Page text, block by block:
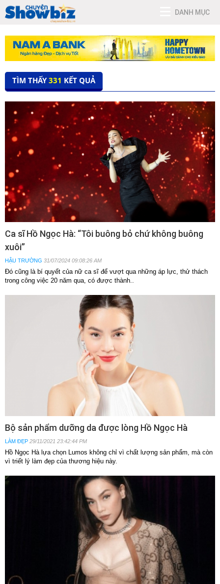
DANH MỤC
TÌM THẤY331 KẾT QUẢ
Ca sĩ Hồ Ngọc Hà: “Tôi buông bỏ chứ không buông
xuôi”
HẬU TRƯỜNG 31/07/2024 09:08:26 AM
Đó cũng là bí quyết của nữ ca sĩ để vượt qua những áp lực, thử thách
trong công việc 20 năm qua, có được thành..
Bộ sản phẩm dưỡng da được lòng Hồ Ngọc Hà
LÀM ĐẸP 29/11/2021 23:42:44 PM
Hồ Ngọc Hà lựa chọn Lumos không chỉ vì chất lượng sản phẩm, mà còn
vì triết lý làm đẹp của thương hiệu này.